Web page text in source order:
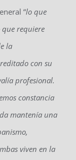
“lo que
que requiere
la
con su
profesional.
constancia
mantenía una
viven en la